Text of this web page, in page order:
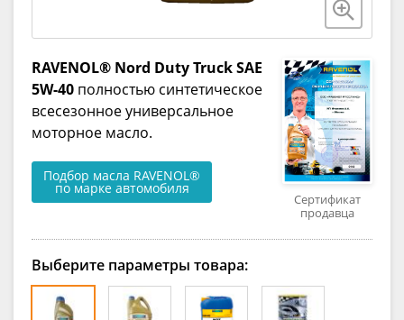
RAVENOL® Nord Duty Truck SAE
5W-40 полностью синтетическое
всесезонное универсальное
моторное масло.
Подбор масла RAVENOL®
по марке автомобиля
Сертификат
продавца
Выберите параметры товара: